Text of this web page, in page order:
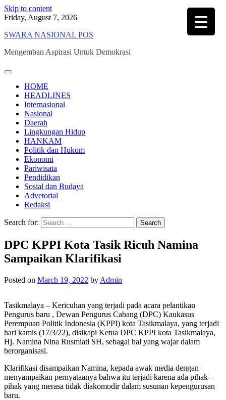
Skip to content
Friday, August 7, 2026
SWARA NASIONAL POS
Mengemban Aspirasi Untuk Demokrasi
HOME
HEADLINES
Internasional
Nasional
Daerah
Lingkungan Hidup
HANKAM
Politik dan Hukum
Ekonomi
Pariwisata
Pendidikan
Sosial dan Budaya
Advetorial
Redaksi
Search for:
DPC KPPI Kota Tasik Ricuh Namina
Sampaikan Klarifikasi
Posted on March 19, 2022 by Admin
Tasikmalaya – Kericuhan yang terjadi pada acara pelantikan
Pengurus baru , Dewan Pengurus Cabang (DPC) Kaukasus
Perempuan Politik Indonesia (KPPI) kota Tasikmalaya, yang terjadi
hari kamis (17/3/22), disikapi Ketua DPC KPPI kota Tasikmalaya,
Hj. Namina Nina Rusmiati SH, sebagai hal yang wajar dalam
berorganisasi.
Klarifikasi disampaikan Namina, kepada awak media dengan
menyampaikan pernyataanya bahwa itu terjadi karena ada pihak-
pihak yang merasa tidak diakomodir dalam susunan kepengurusan
baru.